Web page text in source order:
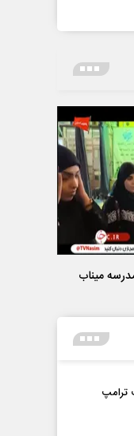
میناب
ایران